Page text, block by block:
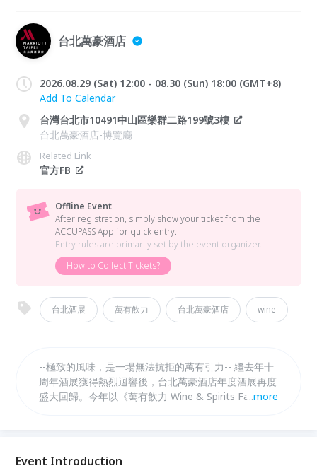
台北萬豪酒店
2026.08.29 (Sat) 12:00 - 08.30 (Sun) 18:00 (GMT+8)
Add To Calendar
台灣台北市10491中山區樂群二路199號3樓
台北萬豪酒店-博覽廳
Related Link
官方FB
Offline Event
After registration, simply show your ticket from the
ACCUPASS App for quick entry.
Entry rules are primarily set by the event organizer.
How to Collect Tickets?
台北酒展 萬有飲力 台北萬豪酒店 wine
--極致的風味，是一場無法抗拒的萬有引力-- 繼去年十
周年酒展獲得熱烈迴響後，台北萬豪酒店年度酒展再度
盛大回歸。今年以《萬有飲力 Wine & Spirits Fair》為
年度酒展，無論是剛踏入葡萄酒世界的新手、熱愛探索
...more
Event Introduction